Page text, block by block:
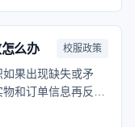
么办 校服政策
果出现缺失或矛
和订单信息再反
少售后判断争议。